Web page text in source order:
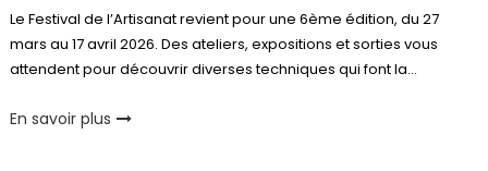
Le Festival de l’Artisanat revient pour une 6ème édition, du 27
mars au 17 avril 2026. Des ateliers, expositions et sorties vous
attendent pour découvrir diverses techniques qui font la…
En savoir plus